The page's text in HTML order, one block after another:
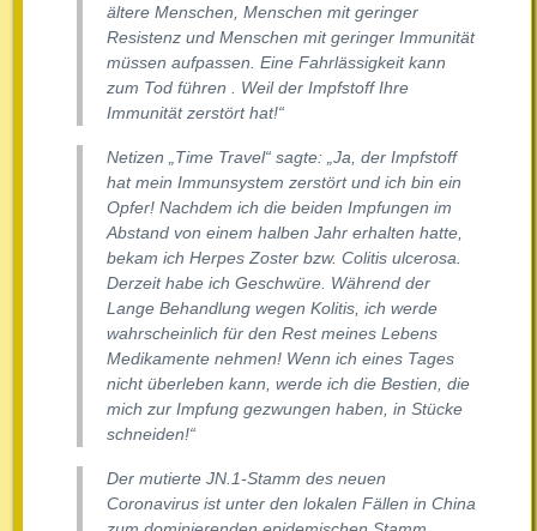
ältere Menschen, Menschen mit geringer
Resistenz und Menschen mit geringer Immunität
müssen aufpassen. Eine Fahrlässigkeit kann
zum Tod führen . Weil der Impfstoff Ihre
Immunität zerstört hat!“
Netizen „Time Travel“ sagte: „Ja, der Impfstoff
hat mein Immunsystem zerstört und ich bin ein
Opfer! Nachdem ich die beiden Impfungen im
Abstand von einem halben Jahr erhalten hatte,
bekam ich Herpes Zoster bzw. Colitis ulcerosa.
Derzeit habe ich Geschwüre. Während der
Lange Behandlung wegen Kolitis, ich werde
wahrscheinlich für den Rest meines Lebens
Medikamente nehmen! Wenn ich eines Tages
nicht überleben kann, werde ich die Bestien, die
mich zur Impfung gezwungen haben, in Stücke
schneiden!“
Der mutierte JN.1-Stamm des neuen
Coronavirus ist unter den lokalen Fällen in China